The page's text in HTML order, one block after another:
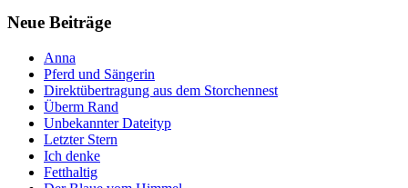
Neue Beiträge
Anna
Pferd und Sängerin
Direktübertragung aus dem Storchennest
Überm Rand
Unbekannter Dateityp
Letzter Stern
Ich denke
Fetthaltig